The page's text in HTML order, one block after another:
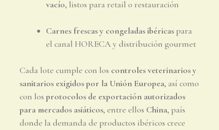
vacío, listos para retail o restauración
Carnes frescas y congeladas ibéricas para
el canal HORECA y distribución gourmet
Cada lote cumple con los controles veterinarios y
sanitarios exigidos por la Unión Europea, así como
con los protocolos de exportación autorizados
para mercados asiáticos, entre ellos China, país
donde la demanda de productos ibéricos crece